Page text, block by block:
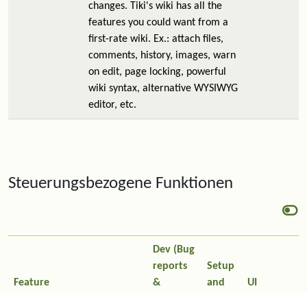
changes. Tiki's wiki has all the
features you could want from a
first-rate wiki. Ex.: attach files,
comments, history, images, warn
on edit, page locking, powerful
wiki syntax, alternative WYSIWYG
editor, etc.
Steuerungsbezogene Funktionen
Feature
Dev (Bug
reports
&
Setup
and
UI